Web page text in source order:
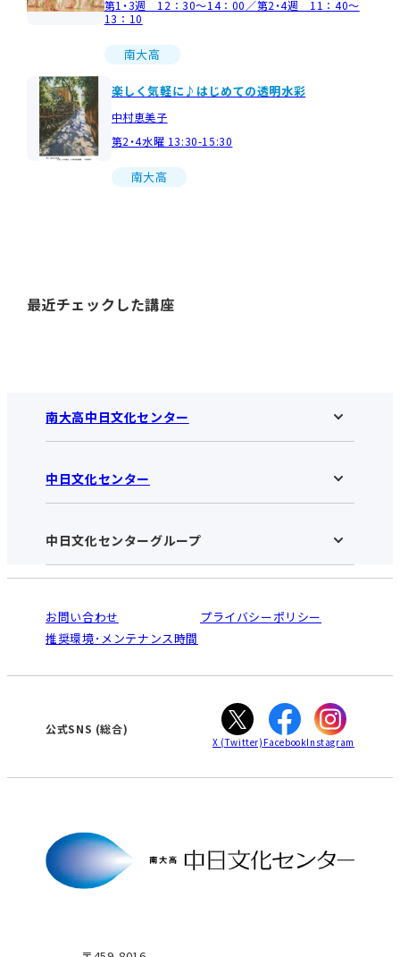
第1・3週 12：30～14：00／第2・4週 11：40～
13：10
南大高
楽しく気軽に♪はじめての透明水彩
中村恵美子
第2・4水曜 13:30-15:30
南大高
最近チェックした講座
南大高中日文化センター
南大高中日文化センターHOME
お知らせ
アクセス･営業時間
お申し込みの流れ
入会と受講のご案内
中日文化センター
中日文化センターHOME
中日文化センターとは
受講規約・会員特典
ご利用ガイド
オンライン講座受講の手順
WEBサイトのよくある質問
中日文化センターグループ
南大高
犬山
高蔵寺
大垣
津
お問い合わせ
プライバシーポリシー
推奨環境･メンテナンス時間
公式SNS (総合)
X (Twitter) FacebookInstagram